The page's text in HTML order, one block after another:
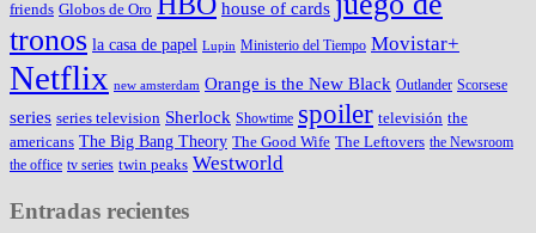
friends Globos de Oro house of cards
tronos la casa de papel Lupin Ministerio del Tiempo Movistar+
Netflix new amsterdam Orange is the New Black Outlander Scorsese
series series television Sherlock Showtime spoiler televisión the
americans The Big Bang Theory The Good Wife The Leftovers the Newsroom
the office tv series twin peaks Westworld
Entradas recientes